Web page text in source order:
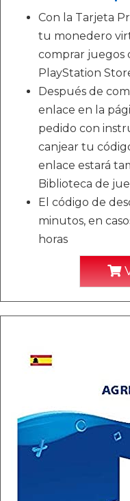
Con la Tarjeta
tu monedero
comprar juegos
PlayStation
Después de
enlace en la
pedido con
canjear tu
enlace estará
Biblioteca de
El código de
minutos, en
horas